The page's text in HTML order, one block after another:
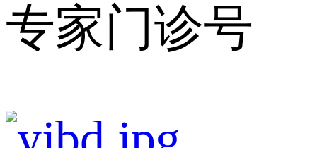
专家门诊号